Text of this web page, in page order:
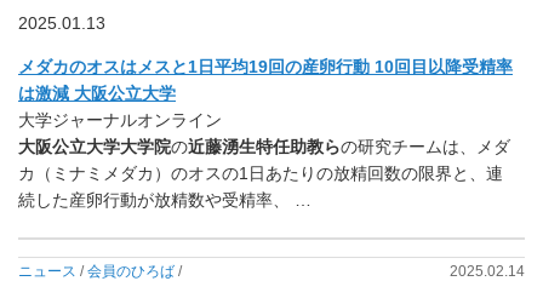
2025.01.13
メダカのオスはメスと1日平均19回の産卵行動 10回目以降受精率
は激減 大阪公立大学
大学ジャーナルオンライン
大阪公立大学大学院の近藤湧生特任助教らの研究チームは、メダ
カ（ミナミメダカ）のオスの1日あたりの放精回数の限界と、連
続した産卵行動が放精数や受精率、 …
ニュース /会員のひろば / 2025.02.14